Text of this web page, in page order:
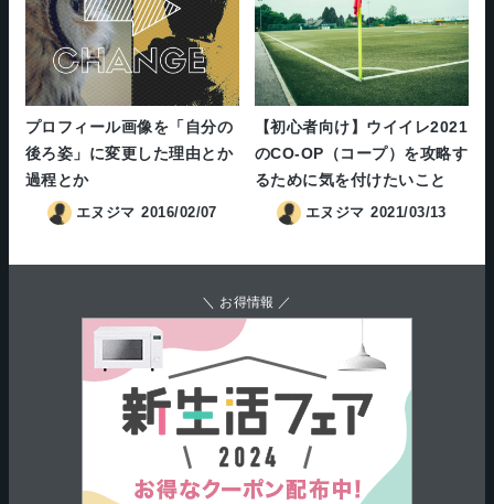
プロフィール画像を「自分の
後ろ姿」に変更した理由とか
過程とか
エヌジマ 2016/02/07
【初心者向け】ウイイレ2021
のCO-OP（コープ）を攻略す
るために気を付けたいこと
エヌジマ 2021/03/13
＼ お得情報 ／